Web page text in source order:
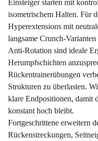
Einsteiger starten mit
isometrischem Halten. Für
Hyperextensions mit
langsame Crunch-
Anti-Rotation sind ideale
Herumpfschichten
Rückentrainerübungen
Strukturen zu überlasten.
klare Endpositionen, damit
konstant hoch bleibt.
Fortgeschrittene erweitern
Rückenstreckungen,